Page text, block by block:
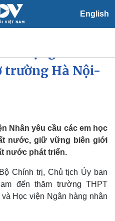
English
Giáo dục
Dấu ấn VOV
Việc làm
trường Hà Nội-
Nhân yêu cầu các em học
nước, giữ vững biên giới
nước phát triển.
Chính trị, Chủ tịch Ủy ban
đến thăm trường THPT
Học viện Ngân hàng nhân